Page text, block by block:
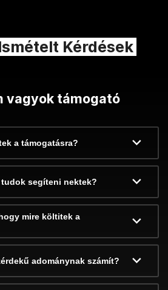
Kérdések
vagyok támogató
a támogatásra?
segíteni nektek?
mire költitek a
adománynak számít?